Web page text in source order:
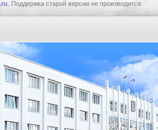
. Поддержка старой версии не производится.